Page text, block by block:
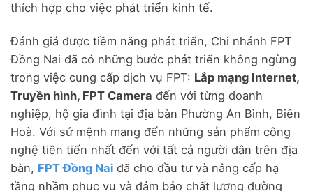
thích hợp cho việc phát triển kinh tế.
Đánh giá được tiềm năng phát triển, Chi nhánh FPT
Đồng Nai đã có những bước phát triển không ngừng
trong việc cung cấp dịch vụ FPT: Lắp mạng Internet,
Truyền hình, FPT Camera đến với từng doanh
nghiệp, hộ gia đình tại địa bàn Phường An Bình, Biên
Hoà. Với sứ mệnh mang đến những sản phẩm công
nghệ tiên tiến nhất đến với tất cả người dân trên địa
bàn, FPT Đồng Nai đã cho đầu tư và nâng cấp hạ
tầng nhầm phục vụ và đảm bảo chất lượng đường